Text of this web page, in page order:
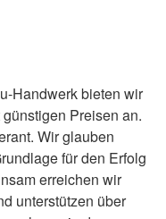
Handwerk bieten wir
Preisen an.
Wir glauben
für den Erfolg
erreichen wir
unterstützen über